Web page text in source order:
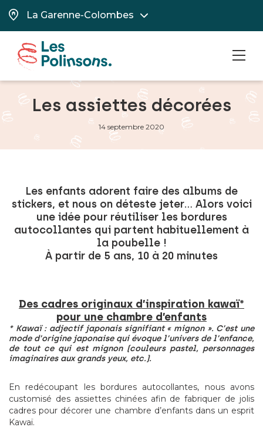
Les assiettes décorées
14 septembre 2020
Les enfants adorent faire des albums de
stickers, et nous on déteste jeter… Alors voici
une idée pour réutiliser les bordures
autocollantes qui partent habituellement à
la poubelle !
À partir de 5 ans, 10 à 20 minutes
Des cadres originaux d’inspiration kawaï*
pour une chambre d’enfants
* Kawaï : adjectif japonais signifiant « mignon ». C’est une
mode d’origine japonaise qui évoque l’univers de l’enfance,
de tout ce qui est mignon (couleurs pastel, personnages
imaginaires aux grands yeux, etc.).
En redécoupant les bordures autocollantes, nous avons
customisé des assiettes chinées afin de fabriquer de jolis
cadres pour décorer une chambre d’enfants dans un esprit
Kawaï.